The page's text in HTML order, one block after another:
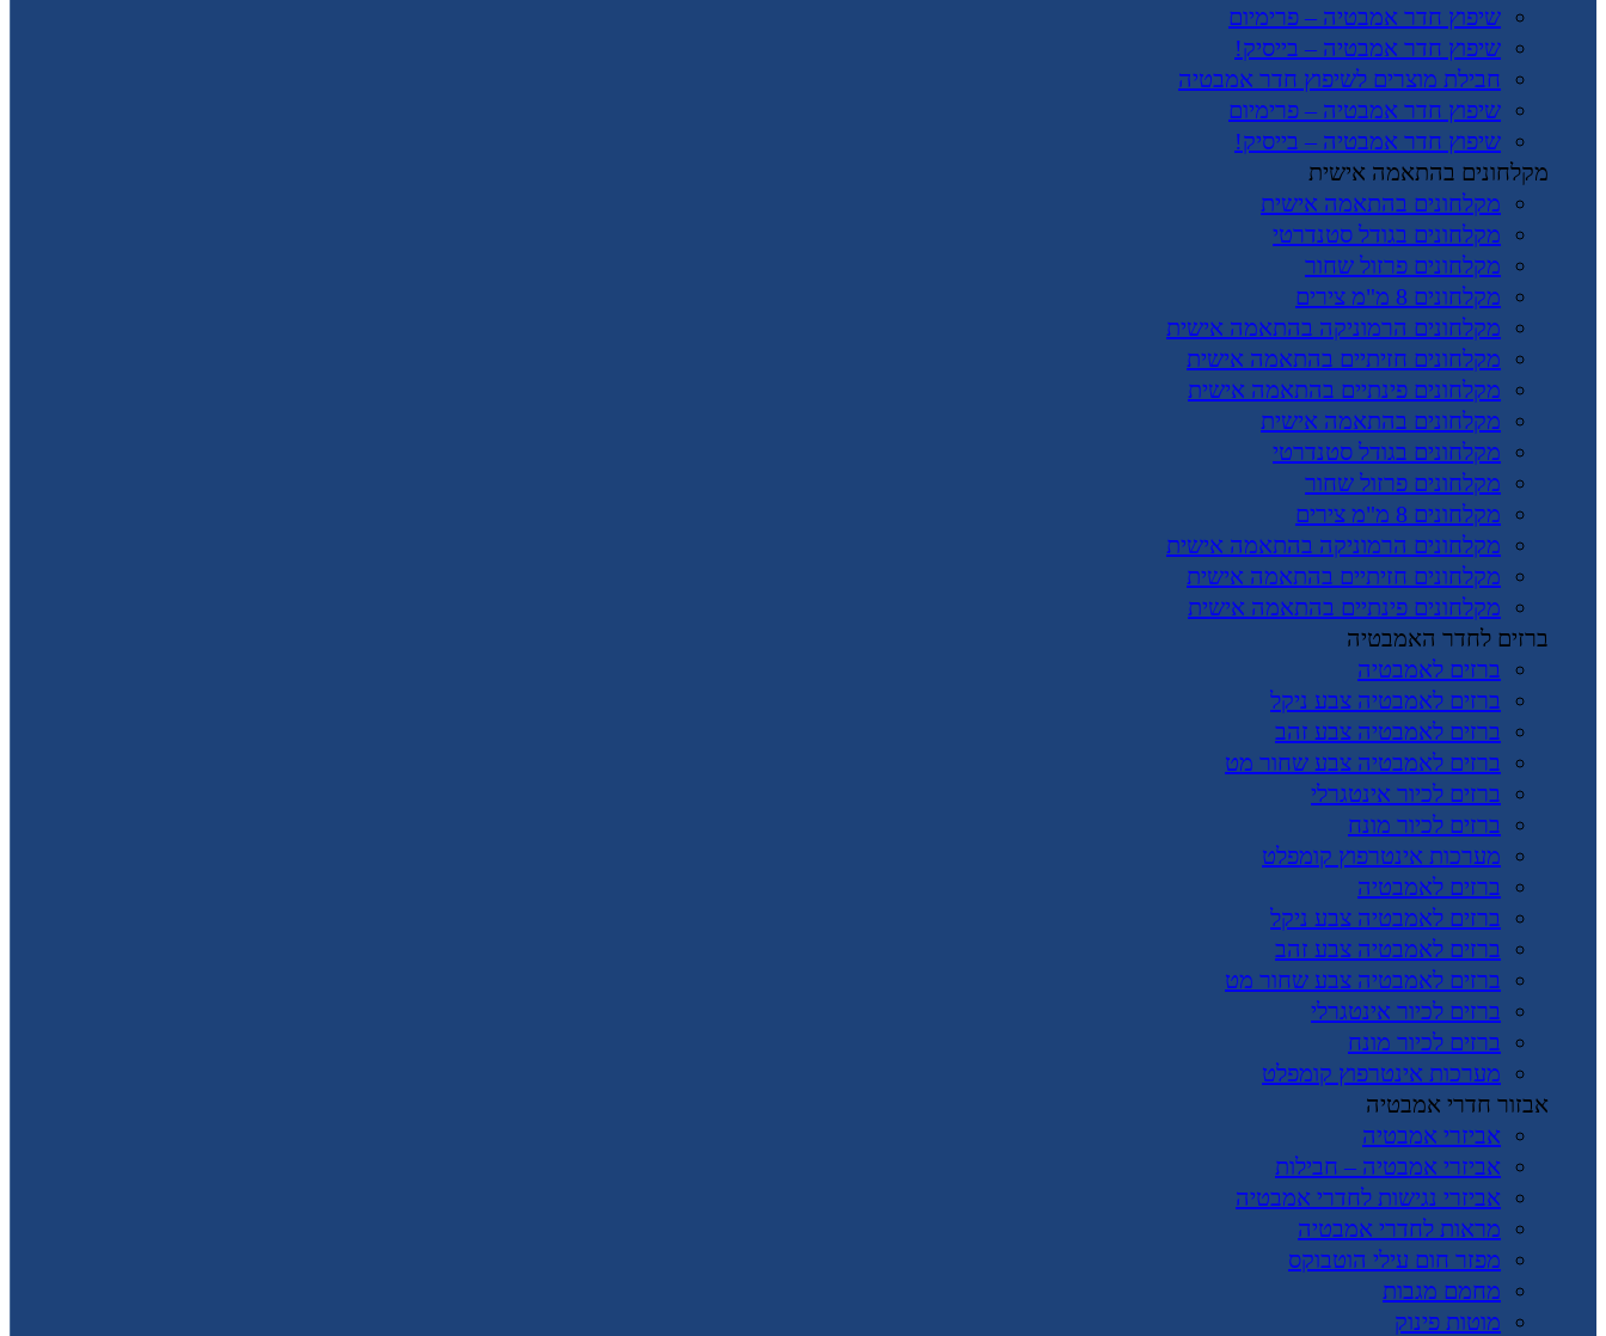
שיפוץ חדר אמבטיה – פרימיום
שיפוץ חדר אמבטיה – בייסיק!
חבילת מוצרים לשיפוץ חדר אמבטיה
שיפוץ חדר אמבטיה – פרימיום
שיפוץ חדר אמבטיה – בייסיק!
מקלחונים בהתאמה אישית
מקלחונים בהתאמה אישית
מקלחונים בגודל סטנדרטי
מקלחונים פרזול שחור
מקלחונים 8 מ"מ צירים
מקלחונים הרמוניקה בהתאמה אישית
מקלחונים חזיתיים בהתאמה אישית
מקלחונים פינתיים בהתאמה אישית
מקלחונים בהתאמה אישית
מקלחונים בגודל סטנדרטי
מקלחונים פרזול שחור
מקלחונים 8 מ"מ צירים
מקלחונים הרמוניקה בהתאמה אישית
מקלחונים חזיתיים בהתאמה אישית
מקלחונים פינתיים בהתאמה אישית
ברזים לחדר האמבטיה
ברזים לאמבטיה
ברזים לאמבטיה צבע ניקל
ברזים לאמבטיה צבע זהב
ברזים לאמבטיה צבע שחור מט
ברזים לכיור אינטגרלי
ברזים לכיור מונח
מערכות אינטרפוץ קומפלט
ברזים לאמבטיה
ברזים לאמבטיה צבע ניקל
ברזים לאמבטיה צבע זהב
ברזים לאמבטיה צבע שחור מט
ברזים לכיור אינטגרלי
ברזים לכיור מונח
מערכות אינטרפוץ קומפלט
אבזור חדרי אמבטיה
אביזרי אמבטיה
אביזרי אמבטיה – חבילות
אביזרי נגישות לחדרי אמבטיה
מראות לחדרי אמבטיה
מפזר חום עילי הוטבוקס
מחמם מגבות
מוטות פינוק